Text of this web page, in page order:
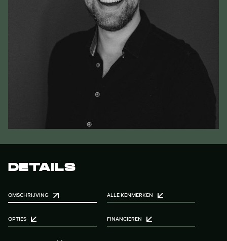
DETAILS
OMSCHRIJVING ALLE KENMERKEN
OPTIES FINANCIEREN